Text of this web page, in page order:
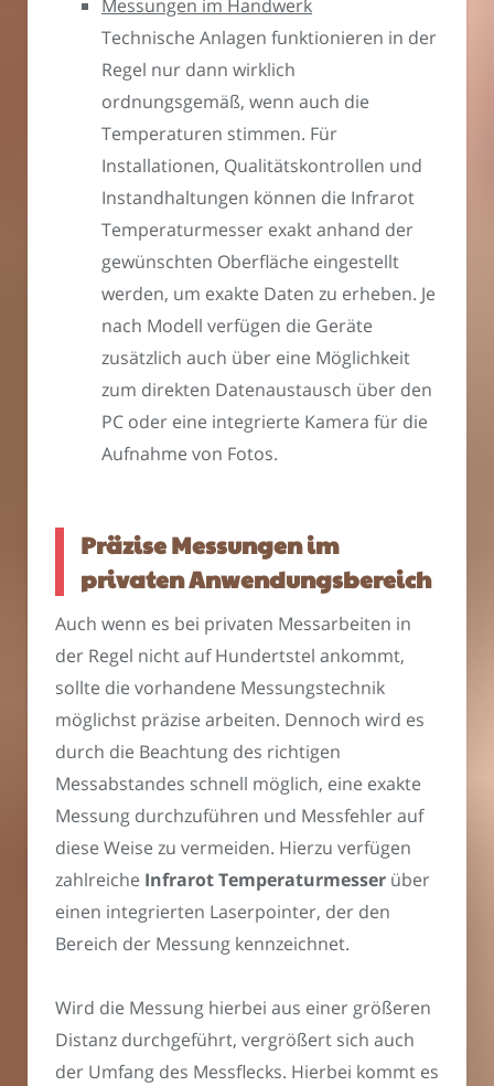
Messungen im Handwerk
Technische Anlagen funktionieren in der
Regel nur dann wirklich
ordnungsgemäß, wenn auch die
Temperaturen stimmen. Für
Installationen, Qualitätskontrollen und
Instandhaltungen können die Infrarot
Temperaturmesser exakt anhand der
gewünschten Oberfläche eingestellt
werden, um exakte Daten zu erheben. Je
nach Modell verfügen die Geräte
zusätzlich auch über eine Möglichkeit
zum direkten Datenaustausch über den
PC oder eine integrierte Kamera für die
Aufnahme von Fotos.
Präzise Messungen im
privaten Anwendungsbereich
Auch wenn es bei privaten Messarbeiten in
der Regel nicht auf Hundertstel ankommt,
sollte die vorhandene Messungstechnik
möglichst präzise arbeiten. Dennoch wird es
durch die Beachtung des richtigen
Messabstandes schnell möglich, eine exakte
Messung durchzuführen und Messfehler auf
diese Weise zu vermeiden. Hierzu verfügen
zahlreiche Infrarot Temperaturmesser über
einen integrierten Laserpointer, der den
Bereich der Messung kennzeichnet.
Wird die Messung hierbei aus einer größeren
Distanz durchgeführt, vergrößert sich auch
der Umfang des Messflecks. Hierbei kommt es